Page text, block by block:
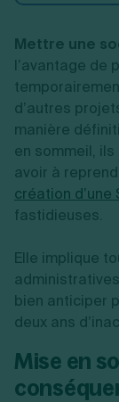
Mettre une
l’avantage de
d’autres
manière
en sommeil,
avoir à
création d’une
fastidieuses.
Elle implique
bien anticiper
deux ans
Mise en